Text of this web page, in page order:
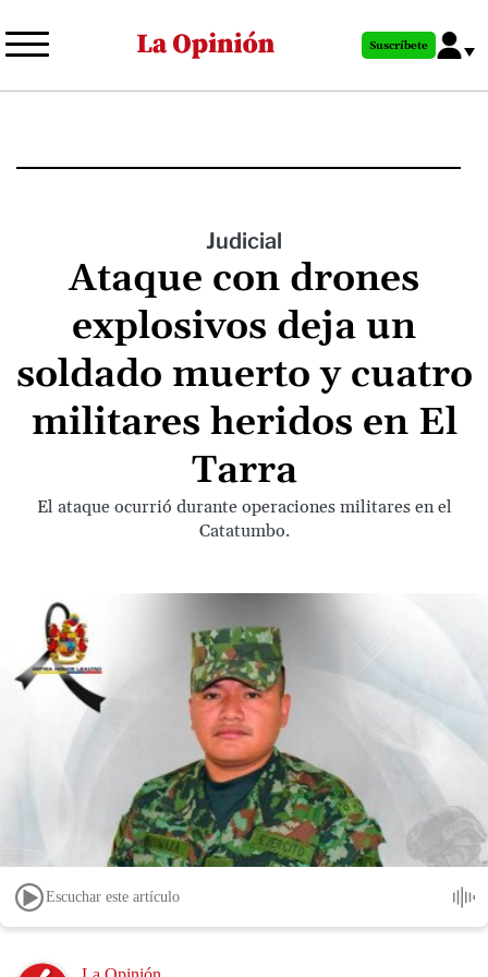
al
principal
Suscríbete
Judicial
Ataque con drones
explosivos deja un
soldado muerto y cuatro
militares heridos en El
Tarra
El ataque ocurrió durante operaciones militares en el
Catatumbo.
Escuchar este artículo